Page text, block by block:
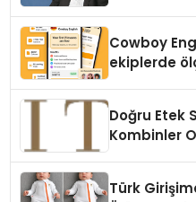
Cowboy
ekiplerde
Doğru Etek
Kombinler
Türk